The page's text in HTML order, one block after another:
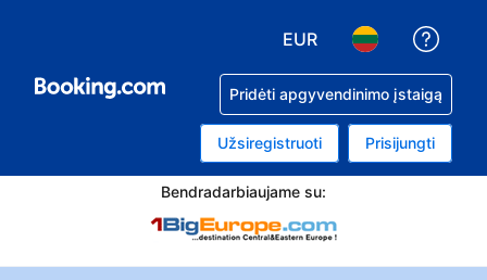
EUR
Pridėti apgyvendinimo įstaigą
Užsiregistruoti Prisijungti
Bendradarbiaujame su: